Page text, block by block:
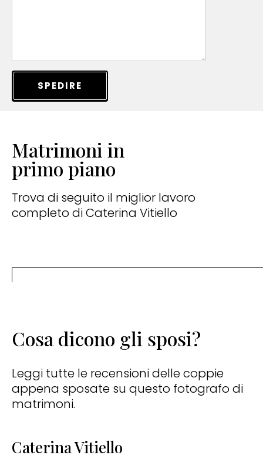
SPEDIRE
Matrimoni in
primo piano
Trova di seguito il miglior lavoro
completo di Caterina Vitiello
Cosa dicono gli sposi?
Leggi tutte le recensioni delle coppie
appena sposate su questo fotografo di
matrimoni.
Caterina Vitiello